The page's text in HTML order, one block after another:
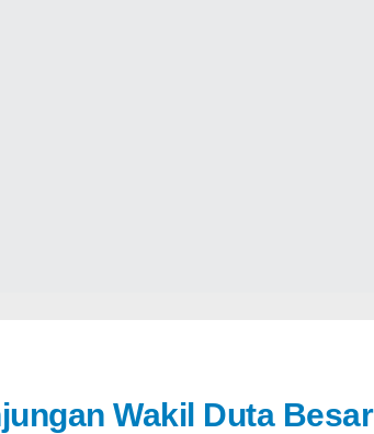
Wakil Duta Besar